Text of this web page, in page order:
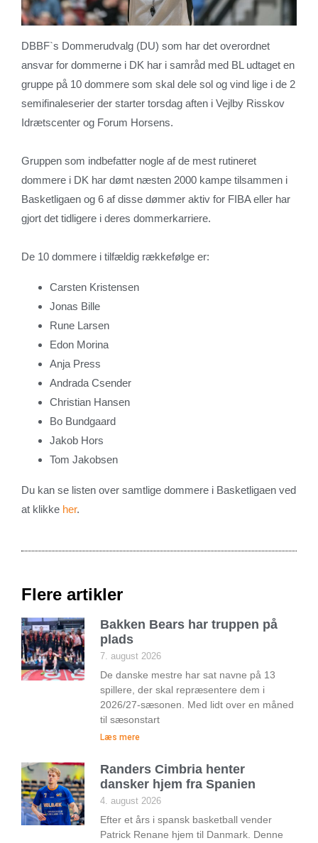
DBBF`s Dommerudvalg (DU) som har det overordnet
ansvar for dommerne i DK har i samråd med BL udtaget en
gruppe på 10 dommere som skal dele sol og vind lige i de 2
semifinaleserier der starter torsdag aften i Vejlby Risskov
Idrætscenter og Forum Horsens.
Gruppen som indbefatter nogle af de mest rutineret
dommere i DK har dømt næsten 2000 kampe tilsammen i
Basketligaen og 6 af disse dømmer aktiv for FIBA eller har
gjort det tidligere i deres dommerkarriere.
De 10 dommere i tilfældig rækkefølge er:
Carsten Kristensen
Jonas Bille
Rune Larsen
Edon Morina
Anja Press
Andrada Csender
Christian Hansen
Bo Bundgaard
Jakob Hors
Tom Jakobsen
Du kan se listen over samtlige dommere i Basketligaen ved
at klikke her.
Flere artikler
Bakken Bears har truppen på
plads
7. august 2026
De danske mestre har sat navne på 13
spillere, der skal repræsentere dem i
2026/27-sæsonen. Med lidt over en måned
til sæsonstart
Læs mere
Randers Cimbria henter
dansker hjem fra Spanien
4. august 2026
Efter et års i spansk basketball vender
Patrick Renane hjem til Danmark. Denne